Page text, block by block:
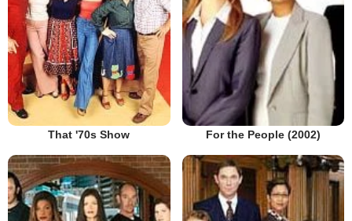
That '70s Show For the People (2002)